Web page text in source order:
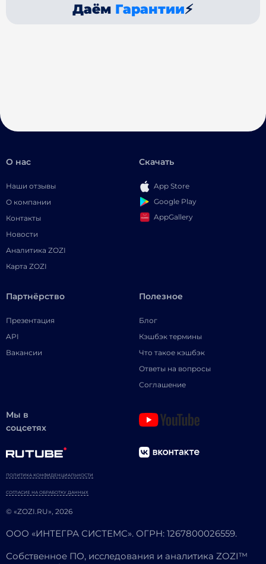
Даём Гарантии⚡
О нас
Наши отзывы
О компании
Контакты
Новости
Аналитика ZOZI
Карта ZOZI
Скачать
App Store
Google Play
AppGallery
Партнёрство
Презентация
API
Вакансии
Полезное
Блог
Кэшбэк термины
Что такое кэшбэк
Ответы на вопросы
Соглашение
Мы в
соцсетях
© «ZOZI.RU», 2026
ПОЛИТИКА КОНФИДЕНЦИАЛЬНОСТИ
СОГЛАСИЕ НА ОБРАБОТКУ ДАННЫХ
ООО «ИНТЕГРА СИСТЕМС». ОГРН: 1267800026559.
Собственное ПО, исследования и аналитика ZOZI™